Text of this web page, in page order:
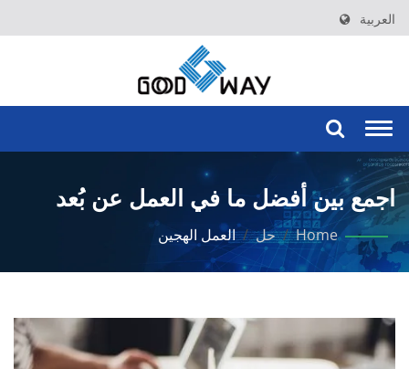
العربية
اجمع بين أفضل ما في العمل عن بُعد
والعمل في المكتب لتحقيق إنتاجية أكبر
وتوازن بين العمل والحياة.
Home
/ حل / العمل الهجين